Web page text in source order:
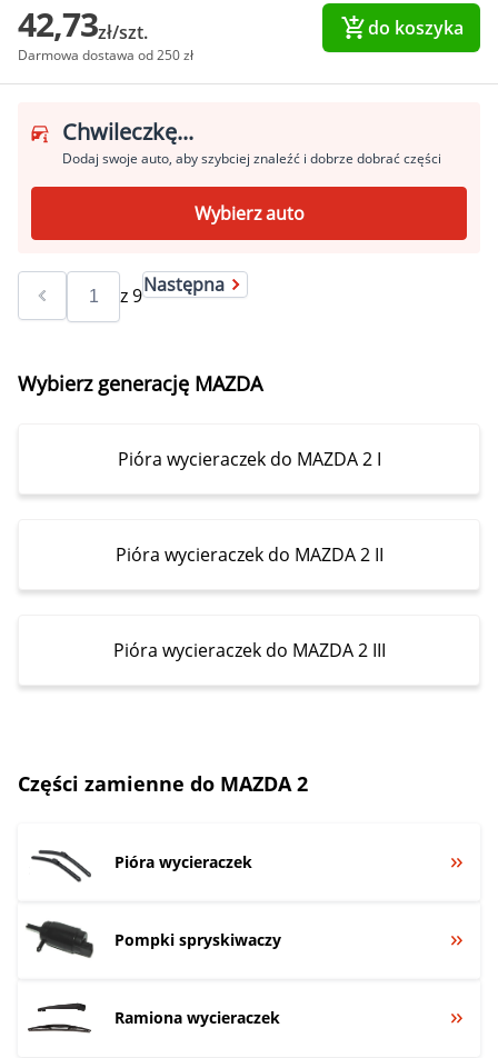
42,73zł/szt.
Darmowa dostawa od 250 zł
do koszyka
Chwileczkę...
Dodaj swoje auto, aby szybciej znaleźć i dobrze dobrać części
Wybierz auto
z9Następna
Wybierz generację MAZDA
Pióra wycieraczek do MAZDA 2 I
Pióra wycieraczek do MAZDA 2 II
Pióra wycieraczek do MAZDA 2 III
Części zamienne do MAZDA 2
Pióra wycieraczek
Pompki spryskiwaczy
Ramiona wycieraczek